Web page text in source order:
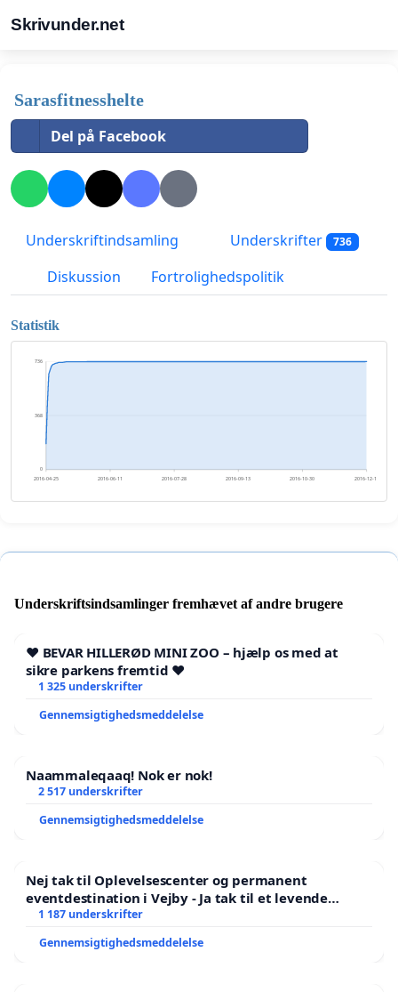
Skrivunder.net
Sarasfitnesshelte
Del på Facebook
Underskriftindsamling Underskrifter 736
Diskussion Fortrolighedspolitik
Statistik
0
368
736
2016-04-25 2016-06-11 2016-07-28 2016-09-13 2016-10-30 2016-12-16
Underskriftsindsamlinger fremhævet af andre brugere
❤️ BEVAR HILLERØD MINI ZOO – hjælp os med at
sikre parkens fremtid ❤️
1 325 underskrifter
Gennemsigtighedsmeddelelse
Naammaleqaaq! Nok er nok!
2 517 underskrifter
Gennemsigtighedsmeddelelse
Nej tak til Oplevelsescenter og permanent
eventdestination i Vejby - Ja tak til et levende
lokalområde i balance
1 187 underskrifter
Gennemsigtighedsmeddelelse